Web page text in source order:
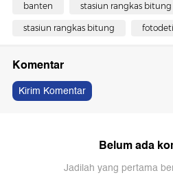
banten stasiun rangkas
stasiun rangkas bitung
Komentar
Kirim Komentar
Belum ada
Jadilah yang pertama